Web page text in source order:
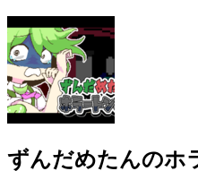
ずんだめたんのホ